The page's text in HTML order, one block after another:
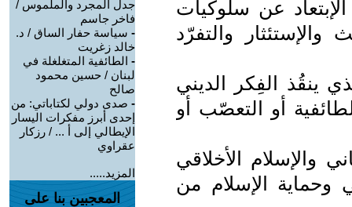
عن سلوكيات
والإستئثار والتفرّد
ينقُذ الفِكر الديني
أو التعصّب أو
والإسلام الأخلاقي
وحماية الإسلام من
جدل المجرد والملموس /
فاخر جاسم
- سياسة حفار الساق / د.
خالد زغريت
- الطائفية المتغلغلة في
لبنان / حسين محمود
صالح
- صدى دولي لكتاباتي: من
إحدى أبرز مفكرات اليسار
الإيطالي إلى أ ... / رزكار
عقراوي
المزيد.....
المعجبين بنا على